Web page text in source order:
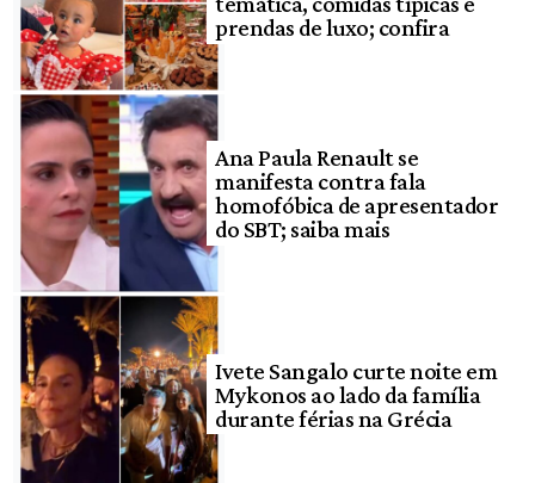
prendas de luxo; confira
Ana Paula Renault se
manifesta contra fala
homofóbica de apresentador
do SBT; saiba mais
Ivete Sangalo curte noite em
Mykonos ao lado da família
durante férias na Grécia